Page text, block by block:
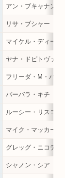
アン・ブキャナン
リサ・ブシャー
マイケル・ディーク
ヤナ・ドピトヴァ
フリーダ・M・ハル
バーバラ・キチ
ルーシー・リスコバ
マイク・マッカーテ
グレッグ・ニコテロ
シャノン・シア